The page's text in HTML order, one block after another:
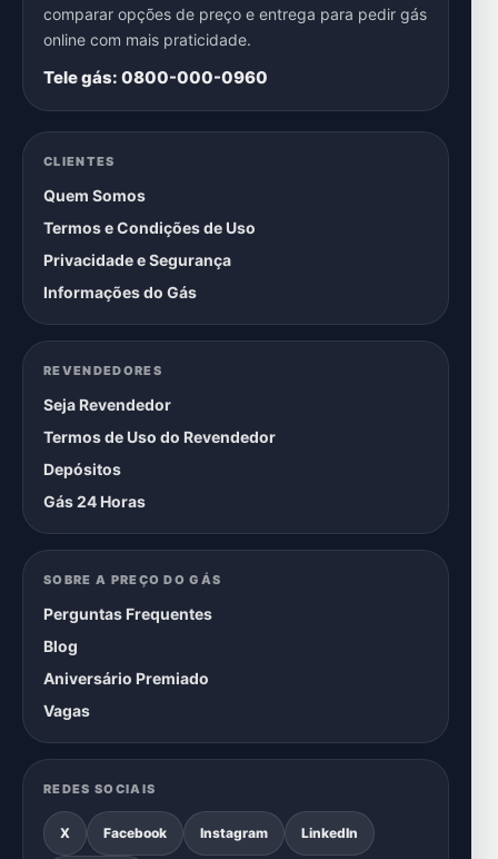
comparar opções de preço e entrega para pedir gás
online com mais praticidade.
Tele gás: 0800-000-0960
CLIENTES
Quem Somos
Termos e Condições de Uso
Privacidade e Segurança
Informações do Gás
REVENDEDORES
Seja Revendedor
Termos de Uso do Revendedor
Depósitos
Gás 24 Horas
SOBRE A PREÇO DO GÁS
Perguntas Frequentes
Blog
Aniversário Premiado
Vagas
REDES SOCIAIS
X Facebook Instagram LinkedIn